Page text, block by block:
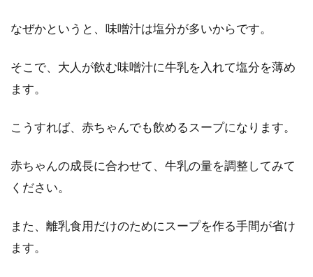
なぜかというと、味噌汁は塩分が多いからです。
そこで、大人が飲む味噌汁に牛乳を入れて塩分を薄め
ます。
こうすれば、赤ちゃんでも飲めるスープになります。
赤ちゃんの成長に合わせて、牛乳の量を調整してみて
ください。
また、離乳食用だけのためにスープを作る手間が省け
ます。